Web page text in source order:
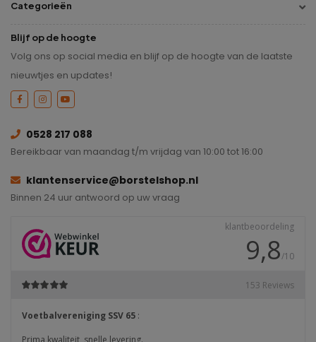
Categorieën
Blijf op de hoogte
Volg ons op social media en blijf op de hoogte van de laatste
nieuwtjes en updates!
0528 217 088
Bereikbaar van maandag t/m vrijdag van 10:00 tot 16:00
klantenservice@borstelshop.nl
Binnen 24 uur antwoord op uw vraag